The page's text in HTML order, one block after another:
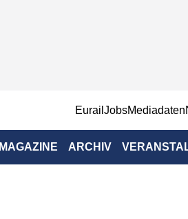
EurailJobsMediadaten
MAGAZINE ARCHIV